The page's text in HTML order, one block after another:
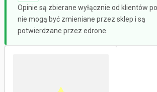
Opinie są zbierane wyłącznie od klientów
nie mogą być zmieniane przez sklep i są
potwierdzane przez edrone.